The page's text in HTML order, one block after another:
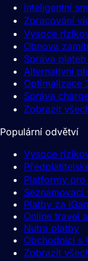
Inteligentní
Zpracování
Vysoce
Obnova
Správa
Alternativní
Optimalizace
Správa
Zobrazit
Populární odvětví
Vysoce
Platformy
Platby za
Online travel
Nutra platby
Obchodníci s
Zobrazit